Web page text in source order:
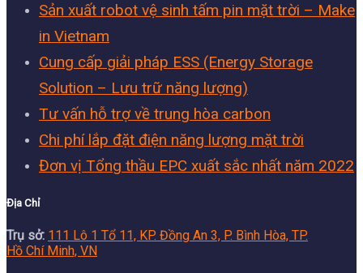
Sản xuất robot vệ sinh tấm pin mặt trời – Make
in Vietnam
Cung cấp giải pháp ESS (Energy Storage
Solution – Lưu trữ năng lượng)
Tư vấn hỗ trợ về trung hòa carbon
Chi phí lắp đặt điện năng lượng mặt trời
Đơn vị Tổng thầu EPC xuất sắc nhất năm 2022
Địa Chỉ
Trụ sở: 111 Lô 1 Tổ 11, KP. Đồng An 3, P. Bình Hòa, TP.
Hồ Chí Minh, VN